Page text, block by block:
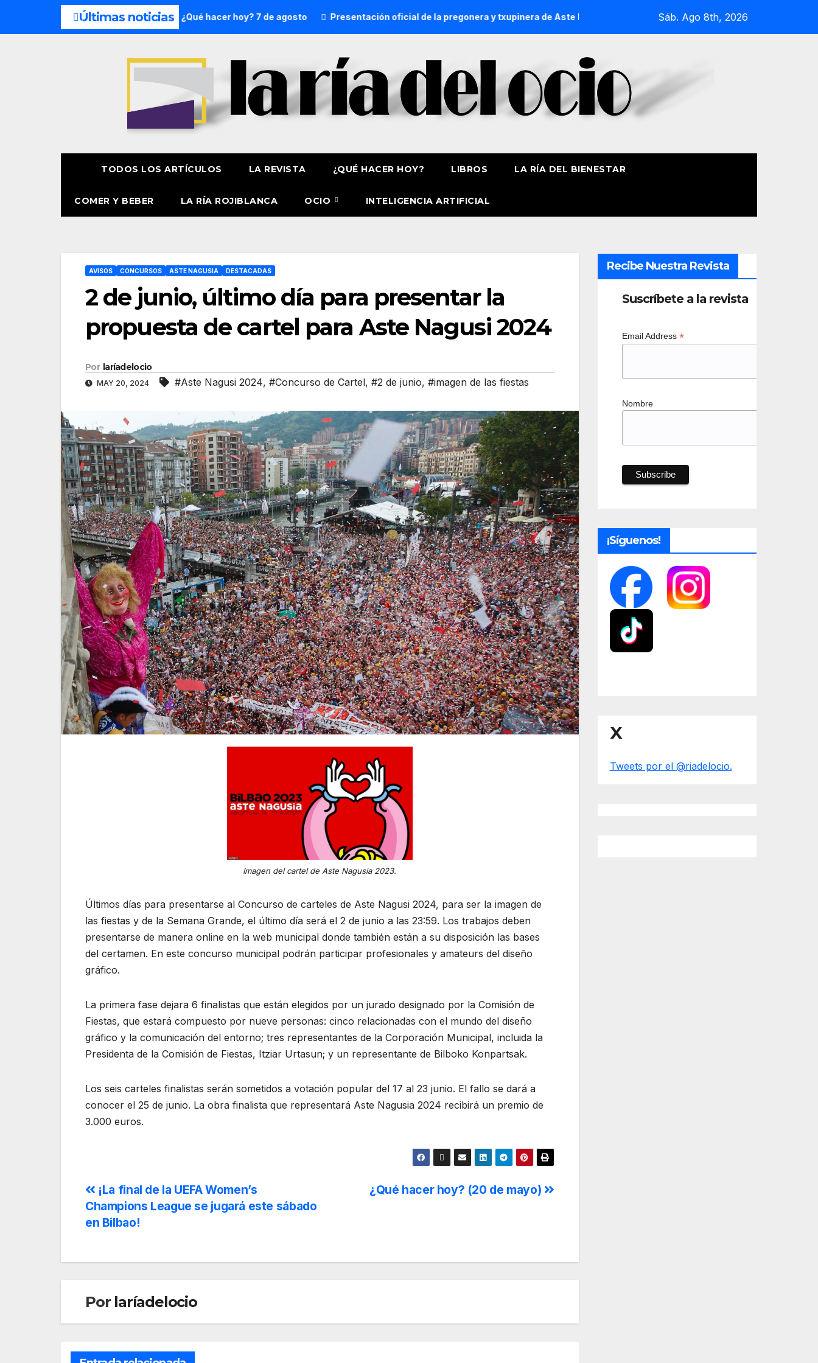
Últimas noticias
de semana: 8 y 9 de agosto ¿Qué hacer hoy? 7 de agosto Presentación oficial de la pregonera y txupinera de Aste Nagusia 2026 La Procesión Náutica de la Amatxu de
Sáb. Ago 8th, 2026
TODOS LOS ARTÍCULOS LA REVISTA ¿QUÉ HACER HOY? LIBROS LA RÍA DEL BIENESTAR
COMER Y BEBER LA RÍA ROJIBLANCA OCIO INTELIGENCIA ARTIFICIAL
AVISOS CONCURSOS ASTE NAGUSIA DESTACADAS
2 de junio, último día para presentar la
propuesta de cartel para Aste Nagusi 2024
Por laríadelocio
MAY 20, 2024 #Aste Nagusi 2024, #Concurso de Cartel, #2 de junio, #imagen de las fiestas
Imagen del cartel de Aste Nagusia 2023.
Últimos días para presentarse al Concurso de carteles de Aste Nagusi 2024, para ser la imagen de
las fiestas y de la Semana Grande, el último día será el 2 de junio a las 23:59. Los trabajos deben
presentarse de manera online en la web municipal donde también están a su disposición las bases
del certamen. En este concurso municipal podrán participar profesionales y amateurs del diseño
gráfico.
La primera fase dejara 6 finalistas que están elegidos por un jurado designado por la Comisión de
Fiestas, que estará compuesto por nueve personas: cinco relacionadas con el mundo del diseño
gráfico y la comunicación del entorno; tres representantes de la Corporación Municipal, incluida la
Presidenta de la Comisión de Fiestas, Itziar Urtasun; y un representante de Bilboko Konpartsak.
Los seis carteles finalistas serán sometidos a votación popular del 17 al 23 junio. El fallo se dará a
conocer el 25 de junio. La obra finalista que representará Aste Nagusia 2024 recibirá un premio de
3.000 euros.
¿Qué hacer hoy? (20 de mayo)
¡La final de la UEFA Women’s
Champions League se jugará este sábado
en Bilbao!
Por laríadelocio
Recibe Nuestra Revista
Suscríbete a la revista
Email Address *
Nombre
¡Síguenos!
X
Tweets por el @riadelocio.